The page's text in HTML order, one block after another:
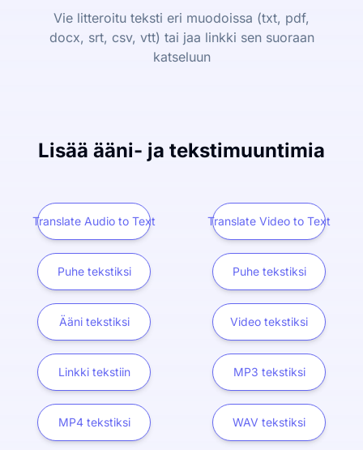
Vie litteroitu teksti eri muodoissa (txt, pdf,
docx, srt, csv, vtt) tai jaa linkki sen suoraan
katseluun
Lisää ääni- ja tekstimuuntimia
Translate Audio to Text Translate Video to Text
Puhe tekstiksi Puhe tekstiksi
Ääni tekstiksi Video tekstiksi
Linkki tekstiin MP3 tekstiksi
MP4 tekstiksi WAV tekstiksi